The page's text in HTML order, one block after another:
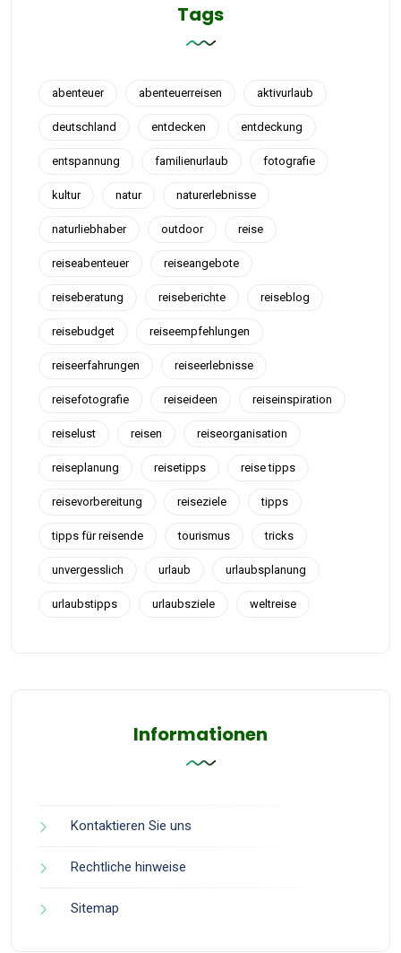
Tags
abenteuer abenteuerreisen aktivurlaub
deutschland entdecken entdeckung
entspannung familienurlaub fotografie
kultur natur naturerlebnisse
naturliebhaber outdoor reise
reiseabenteuer reiseangebote
reiseberatung reiseberichte reiseblog
reisebudget reiseempfehlungen
reiseerfahrungen reiseerlebnisse
reisefotografie reiseideen reiseinspiration
reiselust reisen reiseorganisation
reiseplanung reisetipps reise tipps
reisevorbereitung reiseziele tipps
tipps für reisende tourismus tricks
unvergesslich urlaub urlaubsplanung
urlaubstipps urlaubsziele weltreise
Informationen
Kontaktieren Sie uns
Rechtliche hinweise
Sitemap